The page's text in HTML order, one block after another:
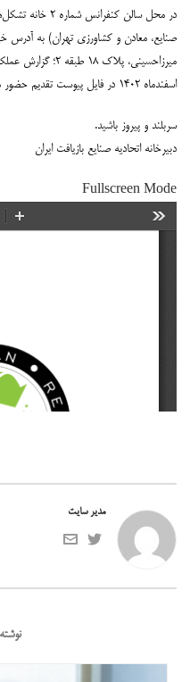
صنایع، معادن و کشاورزی تهران) به آدرس
اسفندماه ۱۴۰۲ در فایل پیوست تقدیم حضور می‌گردد.
سربلند و پیروز باشید.
دبیرخانه اتحادیه صنایع بازیافت ایران
Fullscreen Mode
مدیر سایت